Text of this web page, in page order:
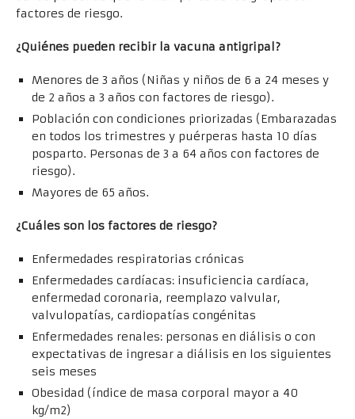
factores de riesgo.
¿Quiénes pueden recibir la vacuna antigripal?
Menores de 3 años (Niñas y niños de 6 a 24 meses y
de 2 años a 3 años con factores de riesgo).
Población con condiciones priorizadas (Embarazadas
en todos los trimestres y puérperas hasta 10 días
posparto. Personas de 3 a 64 años con factores de
riesgo).
Mayores de 65 años.
¿Cuáles son los factores de riesgo?
Enfermedades respiratorias crónicas
Enfermedades cardíacas: insuficiencia cardíaca,
enfermedad coronaria, reemplazo valvular,
valvulopatías, cardiopatías congénitas
Enfermedades renales: personas en diálisis o con
expectativas de ingresar a diálisis en los siguientes
seis meses
Obesidad (índice de masa corporal mayor a 40
kg/m2)